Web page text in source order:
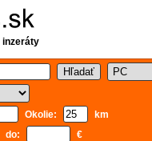
inzeráty
Okolie:
km
do: €